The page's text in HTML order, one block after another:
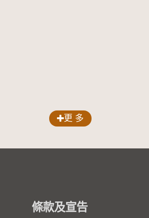
更 多
條款及宣告